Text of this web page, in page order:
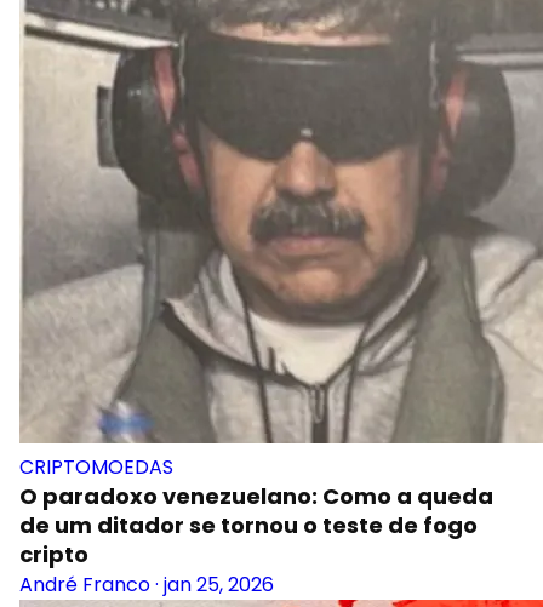
CRIPTOMOEDAS
O paradoxo venezuelano: Como a queda
de um ditador se tornou o teste de fogo
cripto
André Franco· jan 25, 2026